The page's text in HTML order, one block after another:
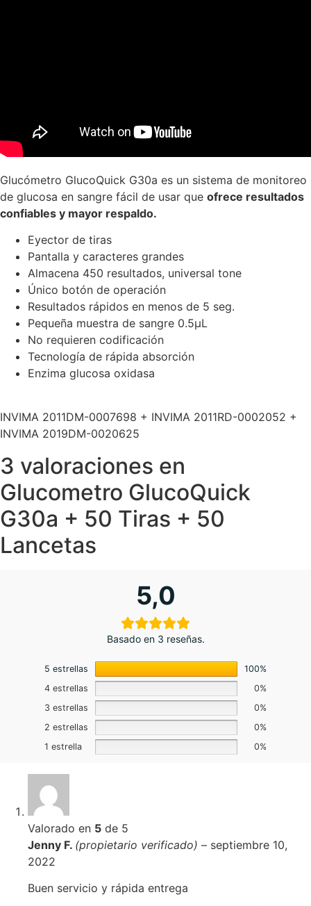
Glucómetro GlucoQuick G30a es un sistema de monitoreo
de glucosa en sangre fácil de usar que ofrece resultados
confiables y mayor respaldo.
Eyector de tiras
Pantalla y caracteres grandes
Almacena 450 resultados, universal tone
Único botón de operación
Resultados rápidos en menos de 5 seg.
Pequeña muestra de sangre 0.5μL
No requieren codificación
Tecnología de rápida absorción
Enzima glucosa oxidasa
INVIMA 2011DM-0007698 + INVIMA 2011RD-0002052 +
INVIMA 2019DM-0020625
3 valoraciones en
Glucometro GlucoQuick
G30a + 50 Tiras + 50
Lancetas
5,0
Basado en 3 reseñas.
5 estrellas
100%
4 estrellas
0%
3 estrellas
0%
2 estrellas
0%
1 estrella
0%
Valorado en 5 de 5
Jenny F. (propietario verificado) – septiembre 10,
2022
Buen servicio y rápida entrega